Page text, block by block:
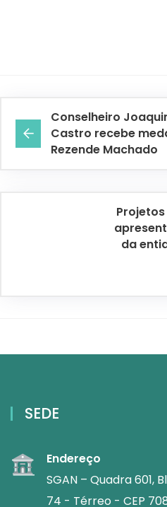
Conselheiro
Castro recebe
Rezende Machado
da
SEDE
Endereço
SGAN – Quadra 601,
74 - Térreo - CEP